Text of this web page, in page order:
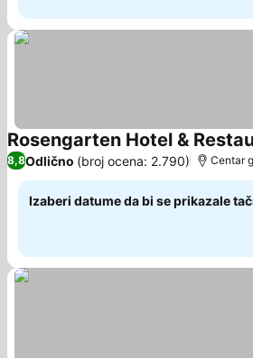
Rosengarten Hotel &
8,8Odlično (broj ocena: 2.790) Centar
Izaberi datume da bi se prikazale